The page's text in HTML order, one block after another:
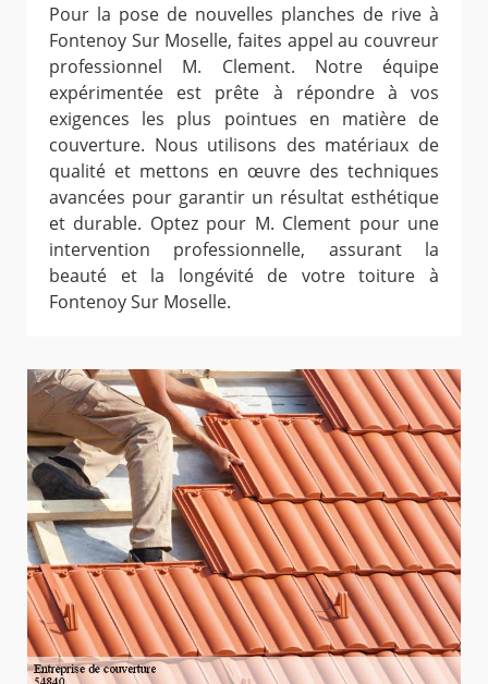
Pour la pose de nouvelles planches de rive à
Fontenoy Sur Moselle, faites appel au couvreur
professionnel M. Clement. Notre équipe
expérimentée est prête à répondre à vos
exigences les plus pointues en matière de
couverture. Nous utilisons des matériaux de
qualité et mettons en œuvre des techniques
avancées pour garantir un résultat esthétique
et durable. Optez pour M. Clement pour une
intervention professionnelle, assurant la
beauté et la longévité de votre toiture à
Fontenoy Sur Moselle.